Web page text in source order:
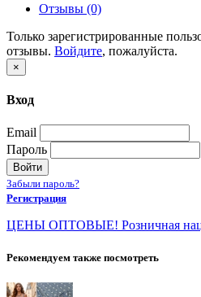
Отзывы (0)
Только зарегистрированные
отзывы. Войдите, пожалуйста.
×
Вход
Email
Пароль
Войти
Забыли пароль?
Регистрация
ЦЕНЫ ОПТОВЫЕ! Розничная
Рекомендуем также посмотреть